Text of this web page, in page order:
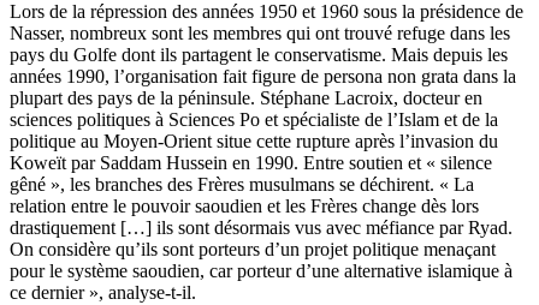
Lors de la répression des années 1950 et 1960 sous la présidence de
Nasser, nombreux sont les membres qui ont trouvé refuge dans les
pays du Golfe dont ils partagent le conservatisme. Mais depuis les
années 1990, l’organisation fait figure de persona non grata dans la
plupart des pays de la péninsule. Stéphane Lacroix, docteur en
sciences politiques à Sciences Po et spécialiste de l’Islam et de la
politique au Moyen-Orient situe cette rupture après l’invasion du
Koweït par Saddam Hussein en 1990. Entre soutien et « silence
gêné », les branches des Frères musulmans se déchirent. « La
relation entre le pouvoir saoudien et les Frères change dès lors
drastiquement […] ils sont désormais vus avec méfiance par Ryad.
On considère qu’ils sont porteurs d’un projet politique menaçant
pour le système saoudien, car porteur d’une alternative islamique à
ce dernier », analyse-t-il.